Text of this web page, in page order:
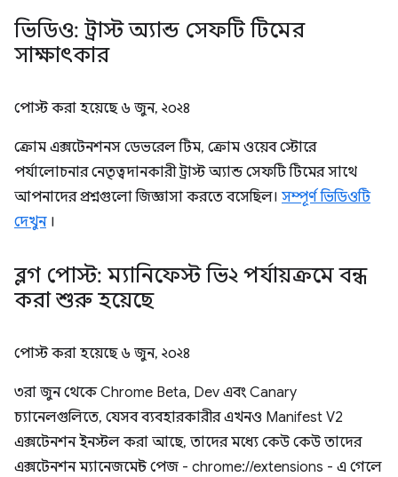
ভিডিও: ট্রাস্ট অ্যান্ড সেফটি টিমের
সাক্ষাৎকার
পোস্ট করা হয়েছে৬ জুন, ২০২৪
ক্রোম এক্সটেনশনস ডেভরেল টিম, ক্রোম ওয়েব স্টোরে
পর্যালোচনার নেতৃত্বদানকারী ট্রাস্ট অ্যান্ড সেফটি টিমের সাথে
আপনাদের প্রশ্নগুলো জিজ্ঞাসা করতে বসেছিল। সম্পূর্ণ ভিডিওটি
দেখুন।
ব্লগ পোস্ট: ম্যানিফেস্ট ভি২ পর্যায়ক্রমে বন্ধ
করা শুরু হয়েছে
পোস্ট করা হয়েছে৬ জুন, ২০২৪
৩রা জুন থেকে Chrome Beta, Dev এবং Canary
চ্যানেলগুলিতে, যেসব ব্যবহারকারীর এখনও Manifest V2
এক্সটেনশন ইনস্টল করা আছে, তাদের মধ্যে কেউ কেউ তাদের
এক্সটেনশন ম্যানেজমেন্ট পেজ - chrome://extensions - এ গেলে